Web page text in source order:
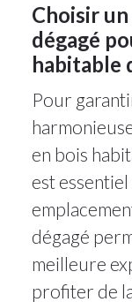
Choisir
dégagé
habitable
Pour
en bois
est
dégagé
meilleure
profiter de